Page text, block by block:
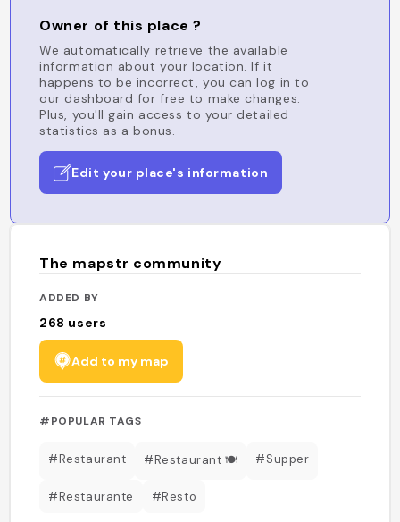
Owner of this place ?
We automatically retrieve the available
information about your location. If it
happens to be incorrect, you can log in to
our dashboard for free to make changes.
Plus, you'll gain access to your detailed
statistics as a bonus.
Edit your place's information
The mapstr community
ADDED BY
268 users
Add to my map
#POPULAR TAGS
#Restaurant #Restaurant 🍽️ #Supper
#Restaurante #Resto